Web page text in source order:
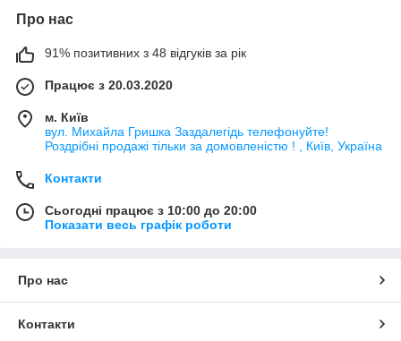
Про нас
91% позитивних з 48 відгуків за рік
Працює з 20.03.2020
м. Київ
вул. Михайла Гришка Заздалегiдь телефонуйте!
Роздрібні продажі тiльки за домовленістю ! , Київ, Україна
Контакти
Сьогодні працює з 10:00 до 20:00
Показати весь графік роботи
Про нас
Контакти